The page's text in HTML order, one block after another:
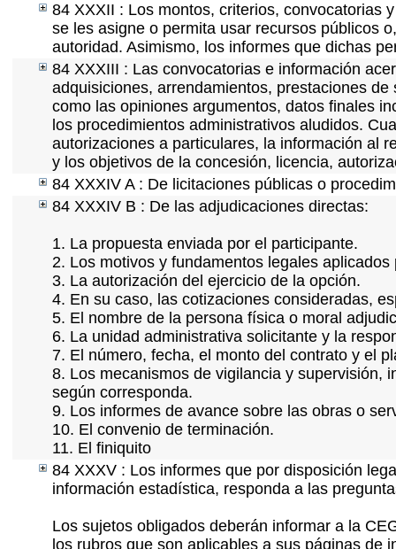
84 XXXII : Los montos, criterios, convocatorias
se les asigne o permita usar recursos públicos
autoridad. Asimismo, los informes que dichas
84 XXXIII : Las convocatorias e información
adquisiciones, arrendamientos, prestaciones
como las opiniones argumentos, datos finales
los procedimientos administrativos aludidos.
autorizaciones a particulares, la información al
y los objetivos de la concesión, licencia,
84 XXXIV A : De licitaciones públicas o
84 XXXIV B : De las adjudicaciones directas:
1. La propuesta enviada por el participante.
2. Los motivos y fundamentos legales
3. La autorización del ejercicio de la opción.
4. En su caso, las cotizaciones consideradas,
5. El nombre de la persona física o moral
6. La unidad administrativa solicitante y la
7. El número, fecha, el monto del contrato y el
8. Los mecanismos de vigilancia y supervisión,
según corresponda.
9. Los informes de avance sobre las obras o
10. El convenio de terminación.
11. El finiquito
84 XXXV : Los informes que por disposición
información estadística, responda a las
Los sujetos obligados deberán informar a la
los rubros que son aplicables a sus páginas de